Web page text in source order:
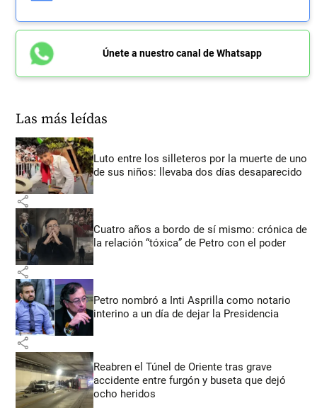
Únete a nuestro canal de Whatsapp
Las más leídas
Luto entre los silleteros por la muerte de uno
de sus niños: llevaba dos días desaparecido
share
Cuatro años a bordo de sí mismo: crónica de
la relación “tóxica” de Petro con el poder
share
Petro nombró a Inti Asprilla como notario
interino a un día de dejar la Presidencia
share
Reabren el Túnel de Oriente tras grave
accidente entre furgón y buseta que dejó
ocho heridos